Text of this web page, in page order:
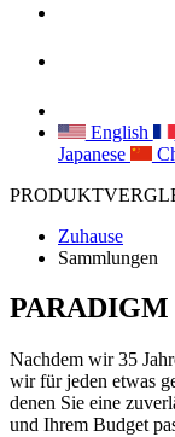
English
Japanese
Zuhause
Sammlungen
PARADIGM
Nachdem wir 35
wir für jeden etwas
denen Sie eine
und Ihrem Budget